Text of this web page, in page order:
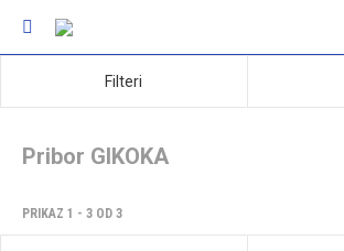
Filteri
Pribor GIKOKA
PRIKAZ 1 - 3 OD 3